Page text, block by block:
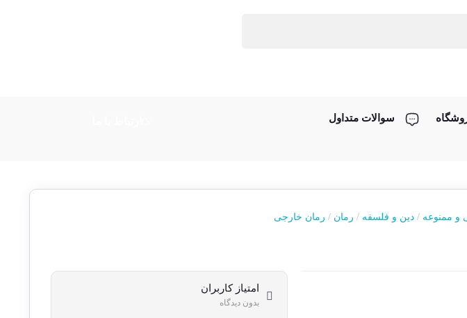
سوالات متداول
و ممنوعه /دین و فلسفه / رمان / رمان خارجی
امتیاز کاربران
بدون دیدگاه